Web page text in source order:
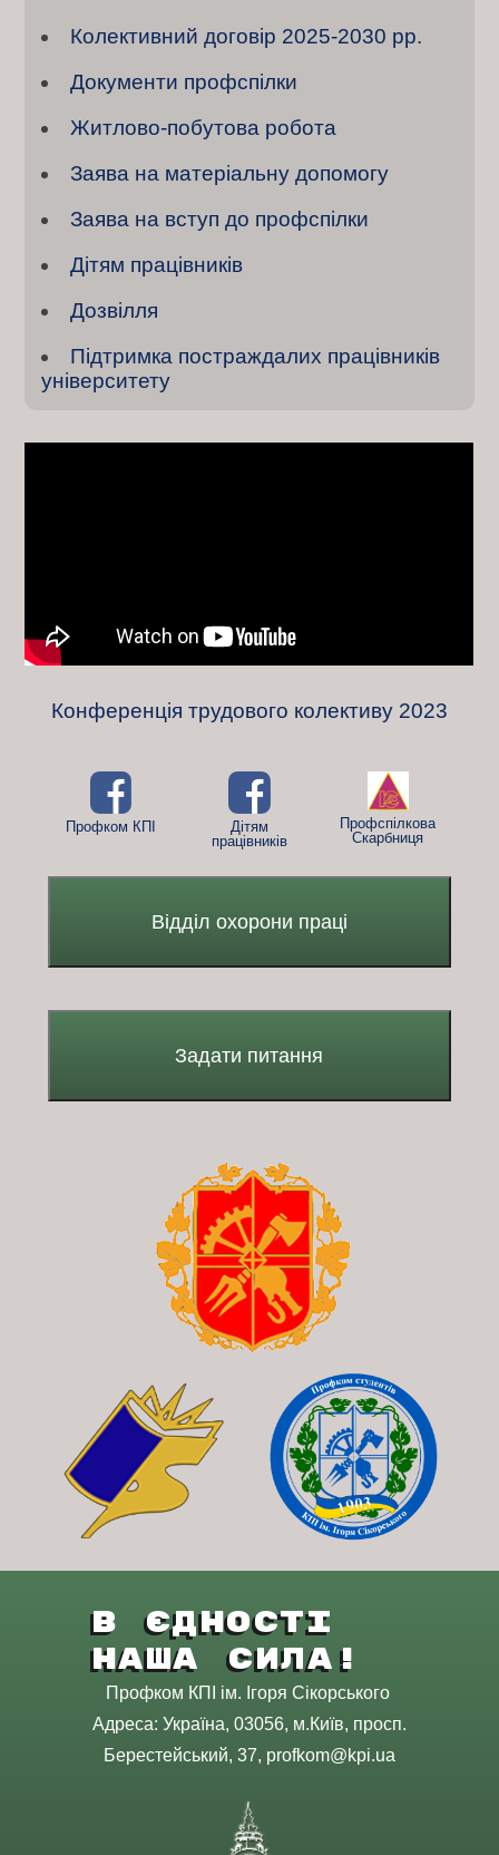
Колективний договiр 2025-2030 рр.
Документи профспілки
Житлово-побутова робота
Заява на матеріальну допомогу
Заява на вступ до профспілки
Дітям працівників
Дозвілля
Підтримка постраждалих працівників
університету
Конференція трудового колективу 2023
Профком КПІ
Дітям
працівників
Профспілкова
Скарбниця
Відділ охорони праці
Задати питання
В Єдності
Наша Сила!
Профком КПІ ім. Ігоря Сікорського
Адреса: Україна, 03056, м.Київ, просп.
Берестейський, 37, profkom@kpi.ua